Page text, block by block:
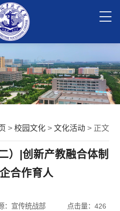
> 校园文化> 文化活动> 正文
）|创新产教融合体制
合作育人
：宣传统战部 点击量： 426